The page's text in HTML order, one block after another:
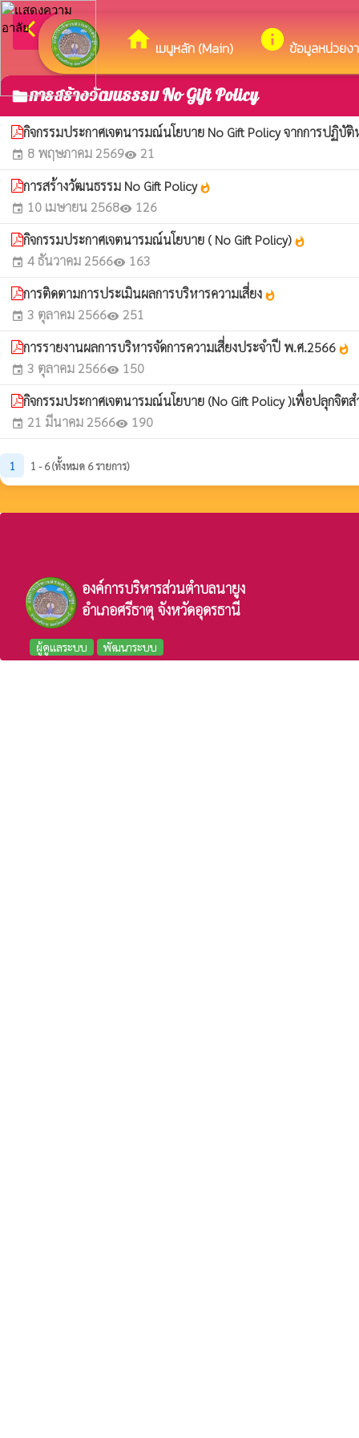
home เมนูหลัก (Main) info ข้อมูลหน่วยง
arrow_back_ios กลับเมนูหลัก
folderการสร้างวัฒนธรรม No Gift Policy
กิจกรรมประกาศเจตนารมณ์นโยบาย No Gift Policy จากการปฏิบั
event 8 พฤษภาคม 2569visibility 21
การสร้างวัฒนธรรม No Gift Policywhatshot
event 10 เมษายน 2568visibility 126
กิจกรรมประกาศเจตนารมณ์นโยบาย ( No Gift Policy) whatshot
event 4 ธันวาคม 2566visibility 163
การติดตามการประเมินผลการบริหารความเสี่ยง whatshot
event 3 ตุลาคม 2566visibility 251
การรายงานผลการบริหารจัดการความเสี่ยงประจำปี พ.ศ.2566 whatshot
event 3 ตุลาคม 2566visibility 150
กิจกรรมประกาศเจตนารมณ์นโยบาย (No Gift Policy )เพื่อปลุกจิ
event 21 มีนาคม 2566visibility 190
1 1 - 6 (ทั้งหมด 6 รายการ)
องค์การบริหารส่วนตำบลนายูง
อำเภอศรีธาตุ จังหวัดอุดรธานี
ผู้ดูแลระบบ พัฒนาระบบ